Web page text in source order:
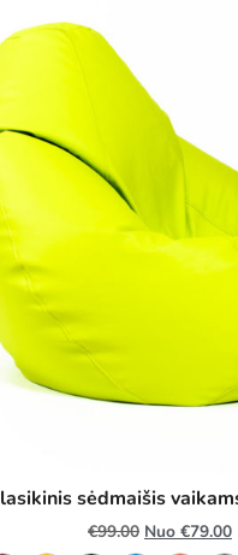
sėdmaišis
€99.00 Nuo €79.00